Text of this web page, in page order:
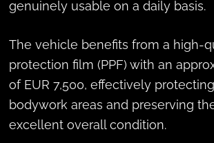
genuinely usable on a daily basis.
The vehicle benefits from a high-
protection film (PPF) with an
of EUR 7,500, effectively
bodywork areas and preserving the
excellent overall condition.